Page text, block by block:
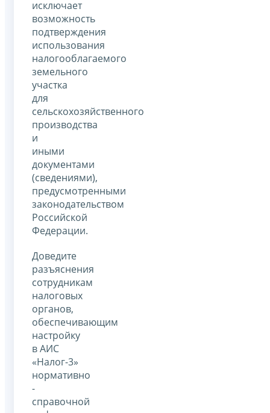
исключает
возможность
подтверждения
использования
налогооблагаемого
земельного
участка
для
сельскохозяйственного
производства
и
иными
документами
(сведениями),
предусмотренными
законодательством
Российской
Федерации.
Доведите
разъяснения
сотрудникам
налоговых
органов,
обеспечивающим
настройку
в АИС
«Налог-3»
нормативно
-
справочной